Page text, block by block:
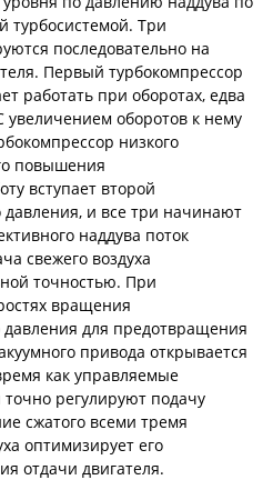
турбосистемой. Три
последовательно на
Первый турбокомпрессор
работать при оборотах, едва
оборотов к нему
низкого
повышения
вступает второй
давления, и все три начинают
наддува поток
свежего воздуха
точностью. При
вращения
давления для предотвращения
привода открывается
как управляемые
регулируют подачу
сжатого всеми тремя
оптимизирует его
отдачи двигателя.